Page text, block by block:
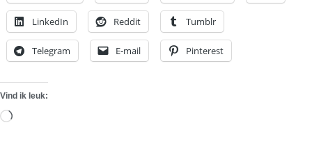
LinkedIn Reddit Tumblr
Telegram E-mail Pinterest
Vind ik leuk:
Aan